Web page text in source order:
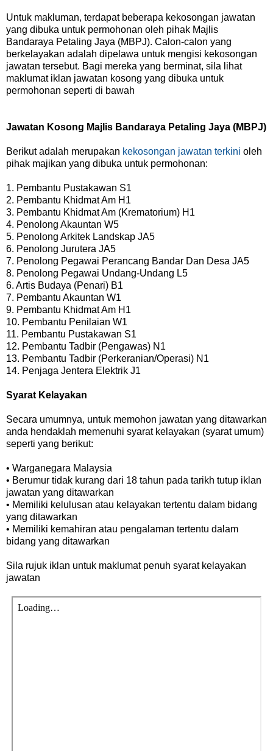
Untuk makluman, terdapat beberapa kekosongan jawatan
yang dibuka untuk permohonan oleh pihak Majlis
Bandaraya Petaling Jaya (MBPJ). Calon-calon yang
berkelayakan adalah dipelawa untuk mengisi kekosongan
jawatan tersebut. Bagi mereka yang berminat, sila lihat
maklumat iklan jawatan kosong yang dibuka untuk
permohonan seperti di bawah
Jawatan Kosong Majlis Bandaraya Petaling Jaya (MBPJ)
Berikut adalah merupakan kekosongan jawatan terkini oleh
pihak majikan yang dibuka untuk permohonan:
1. Pembantu Pustakawan S1
2. Pembantu Khidmat Am H1
3. Pembantu Khidmat Am (Krematorium) H1
4. Penolong Akauntan W5
5. Penolong Arkitek Landskap JA5
6. Penolong Jurutera JA5
7. Penolong Pegawai Perancang Bandar Dan Desa JA5
8. Penolong Pegawai Undang-Undang L5
6. Artis Budaya (Penari) B1
7. Pembantu Akauntan W1
9. Pembantu Khidmat Am H1
10. Pembantu Penilaian W1
11. Pembantu Pustakawan S1
12. Pembantu Tadbir (Pengawas) N1
13. Pembantu Tadbir (Perkeranian/Operasi) N1
14. Penjaga Jentera Elektrik J1
Syarat Kelayakan
Secara umumnya, untuk memohon jawatan yang ditawarkan
anda hendaklah memenuhi syarat kelayakan (syarat umum)
seperti yang berikut:
• Warganegara Malaysia
• Berumur tidak kurang dari 18 tahun pada tarikh tutup iklan
jawatan yang ditawarkan
• Memiliki kelulusan atau kelayakan tertentu dalam bidang
yang ditawarkan
• Memiliki kemahiran atau pengalaman tertentu dalam
bidang yang ditawarkan
Sila rujuk iklan untuk maklumat penuh syarat kelayakan
jawatan